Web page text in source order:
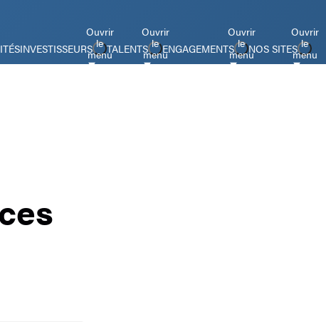
INVESTISSEURS
Ouvrir
le
menuTALENTS
Ouvrir
le
menuENGAGEMENTS
Ouvrir
le
menuNOS SITES
Ouvrir
le
menu